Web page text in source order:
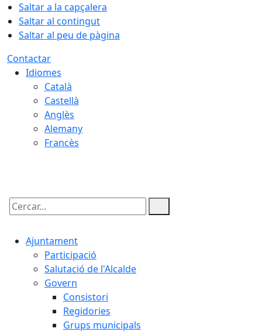
Saltar a la capçalera
Saltar al contingut
Saltar al peu de pàgina
Contactar
Idiomes
Català
Castellà
Anglès
Alemany
Francès
Cercar:
Ajuntament
Participació
Salutació de l'Alcalde
Govern
Consistori
Regidories
Grups municipals